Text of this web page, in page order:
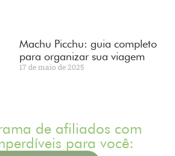
Machu Picchu: guia completo
para organizar sua viagem
17 de maio de 2025
de afiliados com
para você: